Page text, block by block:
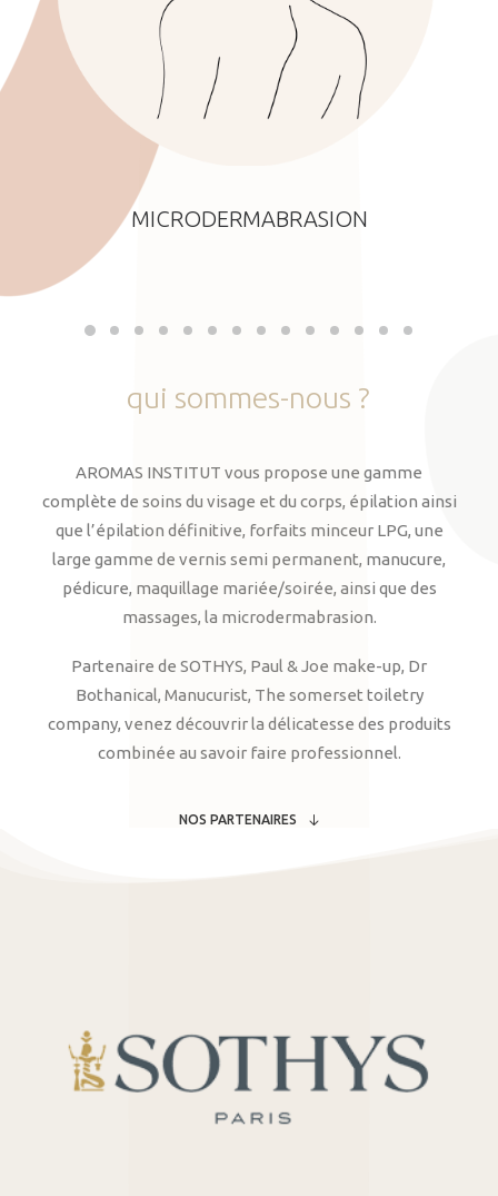
MICRODERMABRASION
qui sommes-nous ?
AROMAS INSTITUT vous propose une gamme
complète de soins du visage et du corps, épilation ainsi
que l’épilation définitive, forfaits minceur LPG, une
large gamme de vernis semi permanent, manucure,
pédicure, maquillage mariée/soirée, ainsi que des
massages, la microdermabrasion.
Partenaire de SOTHYS, Paul & Joe make-up, Dr
Bothanical, Manucurist, The somerset toiletry
company, venez découvrir la délicatesse des produits
combinée au savoir faire professionnel.
NOS PARTENAIRES